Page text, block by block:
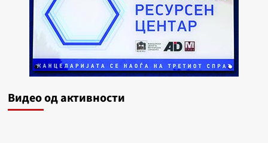
Видеo од активности